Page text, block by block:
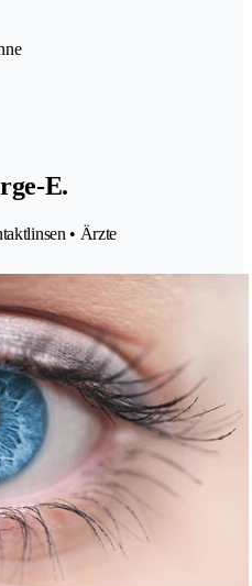
E.
• Ärzte